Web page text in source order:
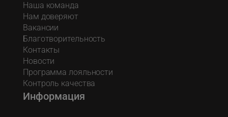
Наша команда
Нам доверяют
Вакансии
Благотворительность
Контакты
Новости
Программа лояльности
Контроль качества
Информация